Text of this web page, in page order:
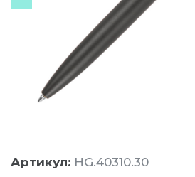
Артикул: HG.40310.30